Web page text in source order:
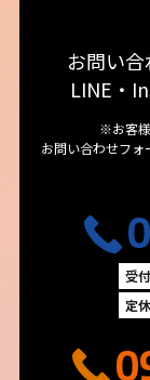
お問い
LINE・
※お客様
お問い合わせフ
受
定